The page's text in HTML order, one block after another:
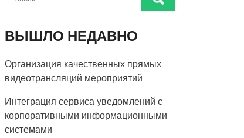
ВЫШЛО НЕДАВНО
Организация качественных прямых
видеотрансляций мероприятий
Интеграция сервиса уведомлений с
корпоративными информационными
системами